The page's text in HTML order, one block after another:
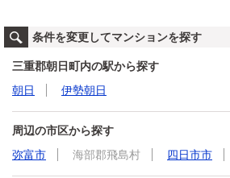
条件を変更してマンションを探す
三重郡朝日町内の駅から探す
朝日
伊勢朝日
周辺の市区から探す
弥富市
海部郡飛島村 四日市市